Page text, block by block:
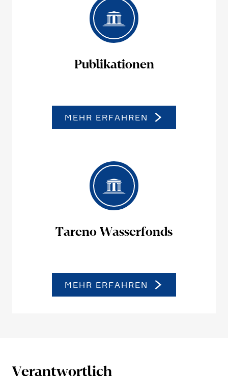
Publi­ka­tionen
MEHR ERFAHREN
Tareno Wasser­fonds
MEHR ERFAHREN
Verant­wort­lich